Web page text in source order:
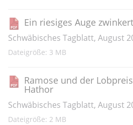
Ein riesiges Auge
Schwäbisches Tagblatt, August
Dateigröße: 3 MB
Ramose und der
Hathor
Schwäbisches Tagblatt, August
Dateigröße: 2 MB